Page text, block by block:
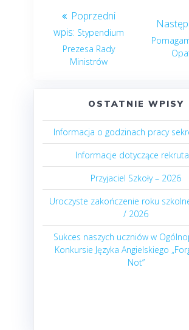
Stypendium
Prezesa Rady
Ministrów
OSTATNIE WPISY
Informacja o godzinach pracy
Informacje dotyczące
Przyjaciel Szkoły – 2026
Uroczyste zakończenie roku
/ 2026
Sukces naszych uczniów w
Konkursie Języka Angielskiego
Not”